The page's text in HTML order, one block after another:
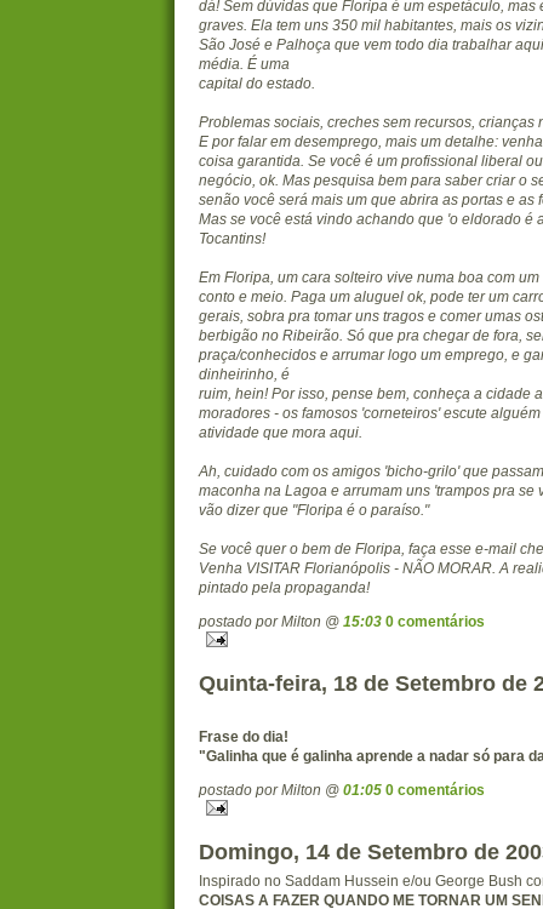
dá! Sem dúvidas que Floripa é um espetáculo, mas
graves. Ela tem uns 350 mil habitantes, mais os
São José e Palhoça que vem todo dia trabalhar
média. É uma
capital do estado.
Problemas sociais, creches sem recursos, crianças
E por falar em desemprego, mais um detalhe:
coisa garantida. Se você é um profissional liberal
negócio, ok. Mas pesquisa bem para saber criar o
senão você será mais um que abrira as portas e as
Mas se você está vindo achando que 'o eldorado é
Tocantins!
Em Floripa, um cara solteiro vive numa boa com
conto e meio. Paga um aluguel ok, pode ter um
gerais, sobra pra tomar uns tragos e comer umas
berbigão no Ribeirão. Só que pra chegar de fora,
praça/conhecidos e arrumar logo um emprego, e
dinheirinho, é
ruim, hein! Por isso, pense bem, conheça a cidade
moradores - os famosos 'corneteiros' escute
atividade que mora aqui.
Ah, cuidado com os amigos 'bicho-grilo' que
maconha na Lagoa e arrumam uns 'trampos pra se
vão dizer que "Floripa é o paraíso."
Se você quer o bem de Floripa, faça esse e-mail
Venha VISITAR Florianópolis - NÃO MORAR. A
pintado pela propaganda!
postado por Milton @ 15:03 0 comentários
Quinta-feira, 18 de Setembro de
Frase do dia!
"Galinha que é galinha aprende a nadar só para
postado por Milton @ 01:05 0 comentários
Domingo, 14 de Setembro de
Inspirado no Saddam Hussein e/ou George Bush
COISAS A FAZER QUANDO ME TORNAR UM